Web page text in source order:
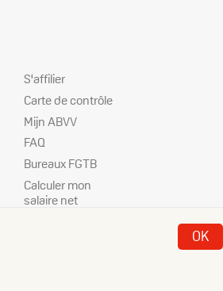
Nos
services
S'affilier
Carte de contrôle
Mijn ABVV
FAQ
Bureaux FGTB
Calculer mon
salaire net
OK